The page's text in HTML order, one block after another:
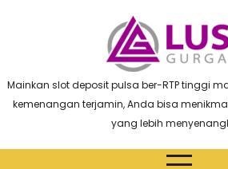
Mainkan slot deposit pulsa ber-RTP tinggi
kemenangan terjamin, Anda bisa
yang lebih